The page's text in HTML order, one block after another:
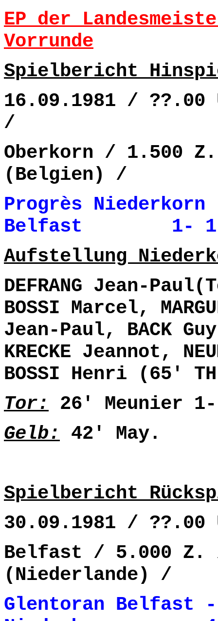
EP der
Vorrunde
Spielbericht
16.09.1981 /
/
Oberkorn / 1.500
(Belgien) /
Progrès
Belfast 1- 1
Aufstellung
DEFRANG Jean-
BOSSI Marcel,
Jean-Paul, BACK
KRECKE Jeannot,
BOSSI Henri (65'
Tor: 26' Meunier
Gelb: 42' May.
Spielbericht
30.09.1981 /
Belfast / 5.000 Z.
(Niederlande) /
Glentoran Belfast